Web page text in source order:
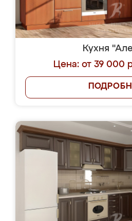
Кухня
Цена: от 39 000